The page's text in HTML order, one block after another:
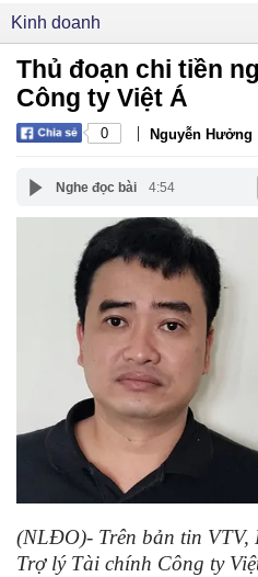
Kinh doanh
Thủ đoạn chi tiền
Công ty Việt Á
0 | Nguyễn Hưởng
Nghe đọc bài 4:54
(NLĐO)- Trên bản tin VTV,
Trợ lý Tài chính Công ty